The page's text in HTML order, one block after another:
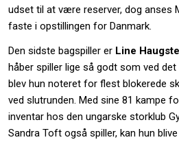
udset til at være reserver, dog anses
faste i opstillingen for Danmark.
Den sidste bagspiller er Line
håber spiller lige så godt som ved
blev hun noteret for flest blokerede
ved slutrunden. Med sine 81 kampe
inventar hos den ungarske storklub
Sandra Toft også spiller, kan hun